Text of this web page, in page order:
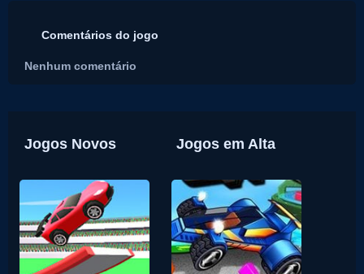
Comentários do jogo
Nenhum comentário
Jogos Novos Jogos em Alta